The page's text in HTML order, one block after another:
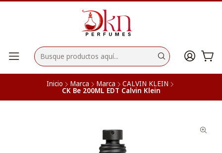
Inicio Marca Marca CALVIN KLEIN
CK Be 200ML EDT Calvin Klein